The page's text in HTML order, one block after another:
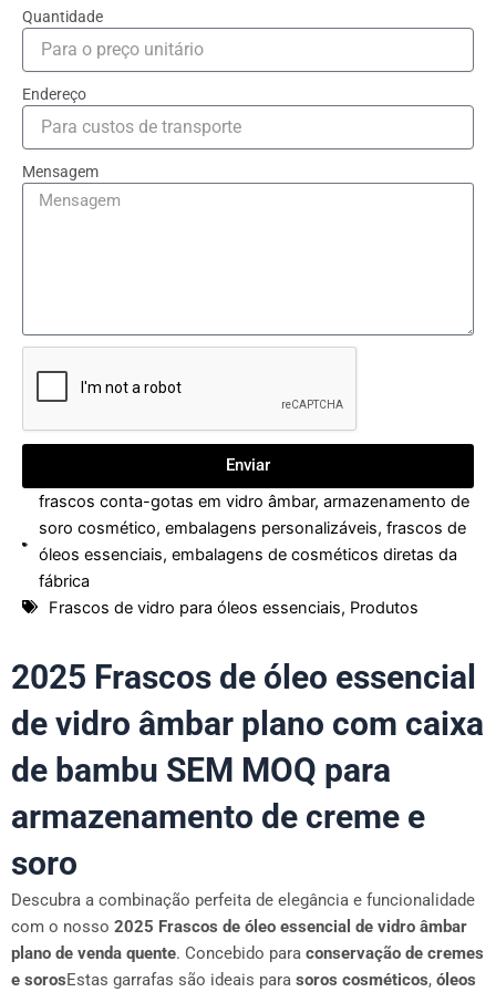
Quantidade
Endereço
Mensagem
Enviar
frascos conta-gotas em vidro âmbar, armazenamento de
soro cosmético, embalagens personalizáveis, frascos de
óleos essenciais, embalagens de cosméticos diretas da
fábrica
Frascos de vidro para óleos essenciais, Produtos
2025 Frascos de óleo essencial
de vidro âmbar plano com caixa
de bambu SEM MOQ para
armazenamento de creme e
soro
Descubra a combinação perfeita de elegância e funcionalidade
com o nosso 2025 Frascos de óleo essencial de vidro âmbar
plano de venda quente. Concebido para conservação de cremes
e sorosEstas garrafas são ideais para soros cosméticos, óleos